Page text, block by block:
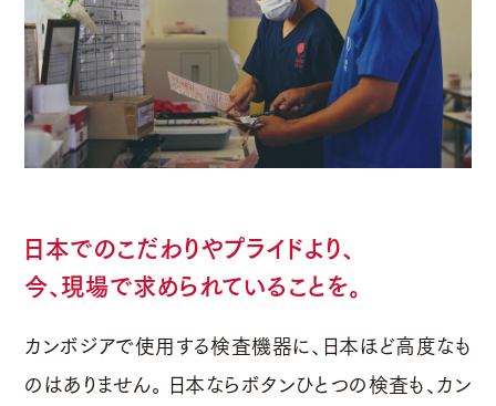
日本でのこだわりやプライドより、
今、現場で求められていることを。
カンボジアで使用する検査機器に、日本ほど高度なも
のはありません。 日本ならボタンひとつの検査も、カン